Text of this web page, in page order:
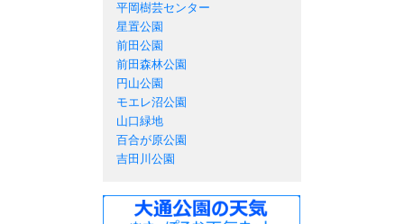
平岡樹芸センター
星置公園
前田公園
前田森林公園
円山公園
モエレ沼公園
山口緑地
百合が原公園
吉田川公園